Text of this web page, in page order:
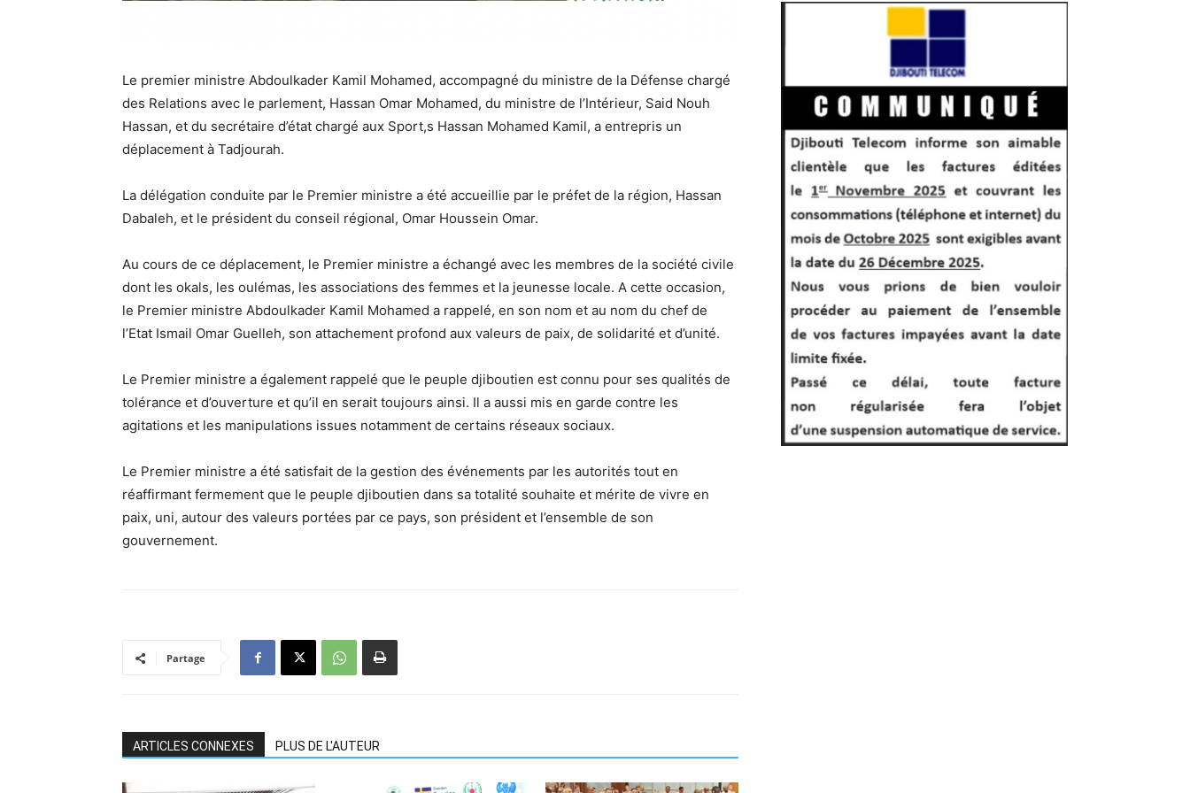
Le premier ministre Abdoulkader Kamil Mohamed, accompagné du ministre de la Défense chargé
des Relations avec le parlement, Hassan Omar Mohamed, du ministre de l’Intérieur, Said Nouh
Hassan, et du secrétaire d’état chargé aux Sport,s Hassan Mohamed Kamil, a entrepris un
déplacement à Tadjourah.
La délégation conduite par le Premier ministre a été accueillie par le préfet de la région, Hassan
Dabaleh, et le président du conseil régional, Omar Houssein Omar.
Au cours de ce déplacement, le Premier ministre a échangé avec les membres de la société civile
dont les okals, les oulémas, les associations des femmes et la jeunesse locale. A cette occasion,
le Premier ministre Abdoulkader Kamil Mohamed a rappelé, en son nom et au nom du chef de
l’Etat Ismail Omar Guelleh, son attachement profond aux valeurs de paix, de solidarité et d’unité.
Le Premier ministre a également rappelé que le peuple djiboutien est connu pour ses qualités de
tolérance et d’ouverture et qu’il en serait toujours ainsi. Il a aussi mis en garde contre les
agitations et les manipulations issues notamment de certains réseaux sociaux.
Le Premier ministre a été satisfait de la gestion des événements par les autorités tout en
réaffirmant fermement que le peuple djiboutien dans sa totalité souhaite et mérite de vivre en
paix, uni, autour des valeurs portées par ce pays, son président et l’ensemble de son
gouvernement.
Partage
ARTICLES CONNEXES PLUS DE L'AUTEUR